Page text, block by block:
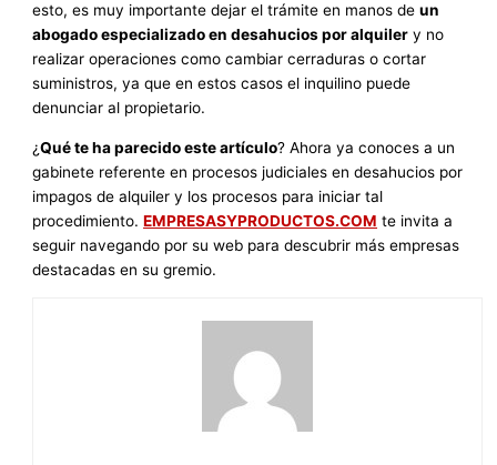
esto, es muy importante dejar el trámite en manos deun
abogado especializado en desahucios por alquiler y no
realizar operaciones como cambiar cerraduras o cortar
suministros, ya que en estos casos el inquilino puede
denunciar al propietario.
¿Qué te ha parecido este artículo? Ahora ya conoces a un
gabinete referente en procesos judiciales en desahucios por
impagos de alquiler y los procesos para iniciar tal
procedimiento.EMPRESASYPRODUCTOS.COM te invita a
seguir navegando por su web para descubrir más empresas
destacadas en su gremio.